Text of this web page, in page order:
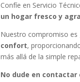
Confíe en Servicio
un hogar fresco y
Nuestro compromiso es
confort,
más allá de la simple
No dude en contactar